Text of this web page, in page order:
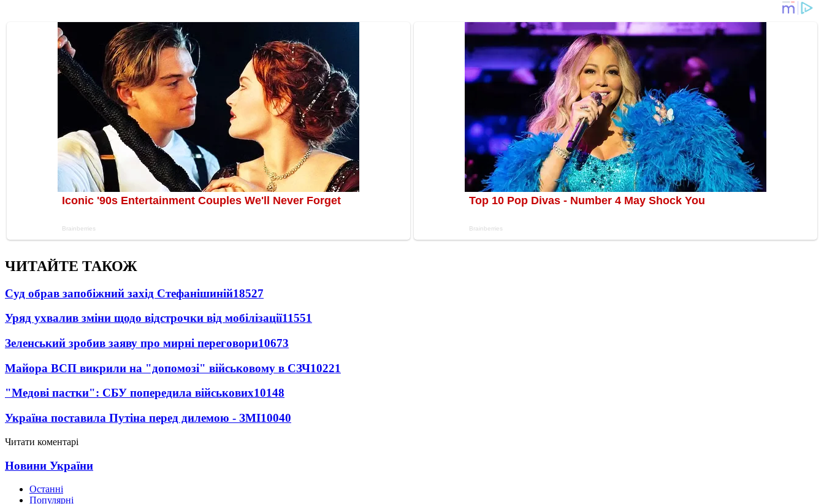
ЧИТАЙТЕ ТАКОЖ
Суд обрав запобіжний захід Стефанішиній18527
Уряд ухвалив зміни щодо відстрочки від мобілізації11551
Зеленський зробив заяву про мирні переговори10673
Майора ВСП викрили на "допомозі" військовому в СЗЧ10221
"Медові пастки": СБУ попередила військових10148
Україна поставила Путіна перед дилемою - ЗМІ10040
Читати коментарі
Новини України
Останні
Популярні